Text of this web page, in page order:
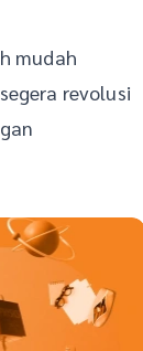
mudah
revolusi